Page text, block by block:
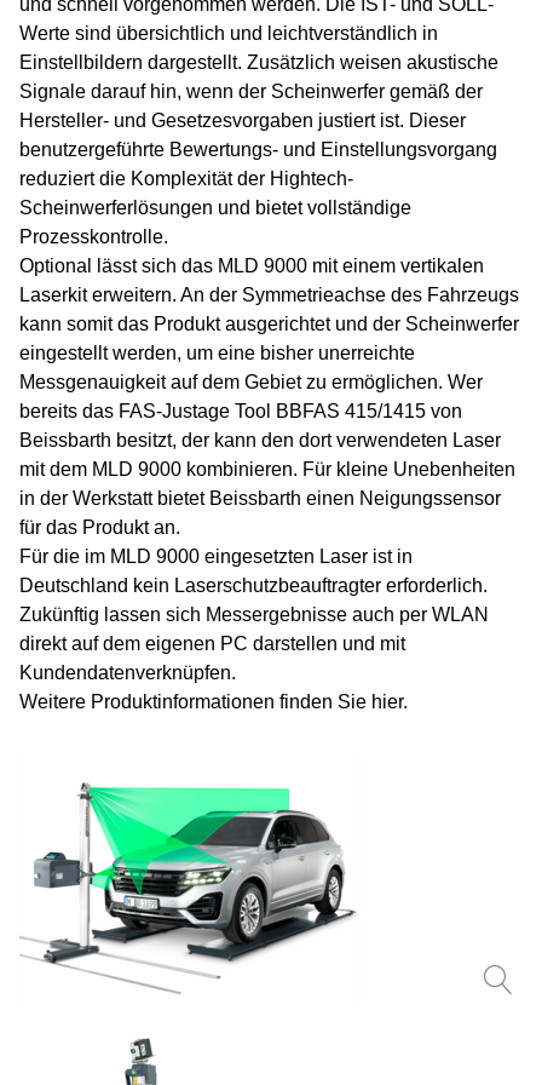
und schnell vorgenommen werden. Die IST- und SOLL-
Werte sind übersichtlich und leichtverständlich in
Einstellbildern dargestellt. Zusätzlich weisen akustische
Signale darauf hin, wenn der Scheinwerfer gemäß der
Hersteller- und Gesetzesvorgaben justiert ist. Dieser
benutzergeführte Bewertungs- und Einstellungsvorgang
reduziert die Komplexität der Hightech-
Scheinwerferlösungen und bietet vollständige
Prozesskontrolle.
Optional lässt sich das MLD 9000 mit einem vertikalen
Laserkit erweitern. An der Symmetrieachse des Fahrzeugs
kann somit das Produkt ausgerichtet und der Scheinwerfer
eingestellt werden, um eine bisher unerreichte
Messgenauigkeit auf dem Gebiet zu ermöglichen. Wer
bereits das FAS-Justage Tool BBFAS 415/1415 von
Beissbarth besitzt, der kann den dort verwendeten Laser
mit dem MLD 9000 kombinieren. Für kleine Unebenheiten
in der Werkstatt bietet Beissbarth einen Neigungssensor
für das Produkt an.
Für die im MLD 9000 eingesetzten Laser ist in
Deutschland kein Laserschutzbeauftragter erforderlich.
Zukünftig lassen sich Messergebnisse auch per WLAN
direkt auf dem eigenen PC darstellen und mit
Kundendatenverknüpfen.
Weitere Produktinformationen finden Sie hier.